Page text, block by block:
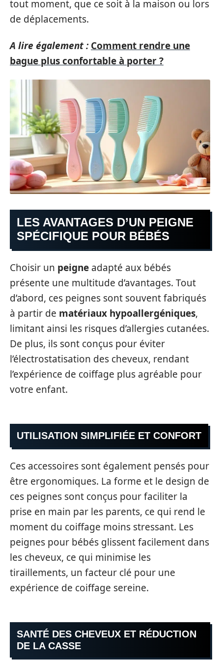
tout moment, que ce soit à la maison ou lors
de déplacements.
A lire également : Comment rendre une
bague plus confortable à porter ?
LES AVANTAGES D’UN PEIGNE
SPÉCIFIQUE POUR BÉBÉS
Choisir un peigne adapté aux bébés
présente une multitude d’avantages. Tout
d’abord, ces peignes sont souvent fabriqués
à partir de matériaux hypoallergéniques,
limitant ainsi les risques d’allergies cutanées.
De plus, ils sont conçus pour éviter
l’électrostatisation des cheveux, rendant
l’expérience de coiffage plus agréable pour
votre enfant.
UTILISATION SIMPLIFIÉE ET CONFORT
Ces accessoires sont également pensés pour
être ergonomiques. La forme et le design de
ces peignes sont conçus pour faciliter la
prise en main par les parents, ce qui rend le
moment du coiffage moins stressant. Les
peignes pour bébés glissent facilement dans
les cheveux, ce qui minimise les
tiraillements, un facteur clé pour une
expérience de coiffage sereine.
SANTÉ DES CHEVEUX ET RÉDUCTION
DE LA CASSE